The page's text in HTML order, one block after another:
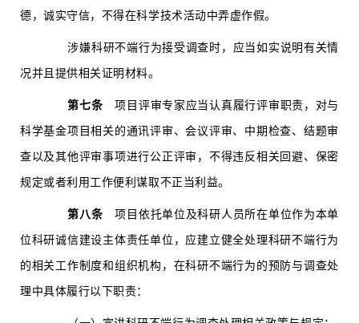
德，诚实守信，不得在科学技术活动中弄虚作假。
涉嫌科研不端行为接受调查时，应当如实说明有关情
况并且提供相关证明材料。
第七条 项目评审专家应当认真履行评审职责，对与
科学基金项目相关的通讯评审、会议评审、中期检查、结题审
查以及其他评审事项进行公正评审，不得违反相关回避、保密
规定或者利用工作便利谋取不正当利益。
第八条 项目依托单位及科研人员所在单位作为本单
位科研诚信建设主体责任单位，应建立健全处理科研不端行为
的相关工作制度和组织机构，在科研不端行为的预防与调查处
理中具体履行以下职责：